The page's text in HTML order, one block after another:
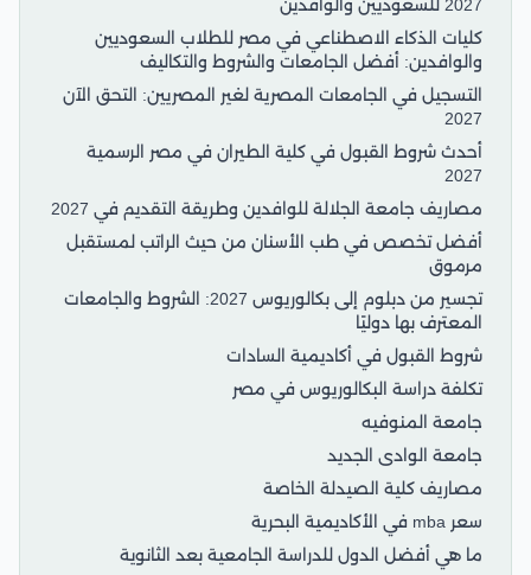
2027 للسعوديين والوافدين
كليات الذكاء الاصطناعي في مصر للطلاب السعوديين
والوافدين: أفضل الجامعات والشروط والتكاليف
التسجيل في الجامعات المصرية لغير المصريين: التحق الآن
2027
أحدث شروط القبول في كلية الطيران في مصر الرسمية
2027
مصاريف جامعة الجلالة للوافدين وطريقة التقديم في 2027
أفضل تخصص في طب الأسنان من حيث الراتب لمستقبل
مرموق
تجسير من دبلوم إلى بكالوريوس 2027: الشروط والجامعات
المعترف بها دوليًا
شروط القبول في أكاديمية السادات
تكلفة دراسة البكالوريوس في مصر
جامعة المنوفيه
جامعة الوادى الجديد
مصاريف كلية الصيدلة الخاصة
سعر mba في الأكاديمية البحرية
ما هي أفضل الدول للدراسة الجامعية بعد الثانوية